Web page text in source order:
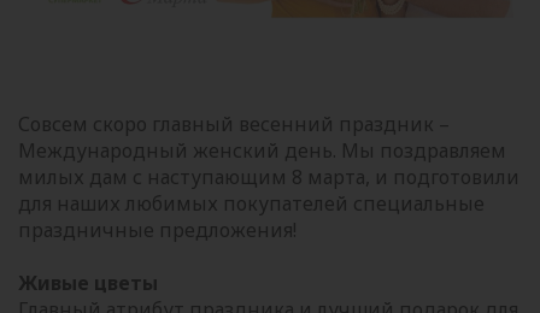
Совсем скоро главный весенний праздник –
Международный женский день. Мы поздравляем
милых дам с наступающим 8 марта, и подготовили
для наших любимых покупателей специальные
праздничные предложения!
Живые цветы